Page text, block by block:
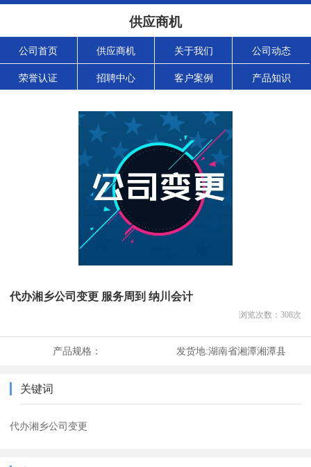
供应商机
公司首页 供应商机 关于我们 公司动态
荣誉认证 招聘中心 客户案例 产品知识
代办湘乡公司变更 服务周到 纳川会计
浏览次数： 308次
产品规格： 发货地:湖南省湘潭湘潭县
关键词
代办湘乡公司变更